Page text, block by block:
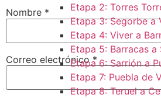
Etapa 2: Torres
Etapa 3: Segorbe a
Etapa 4: Viver a
Etapa 5: Barracas a
Etapa 6: Sarrión a
Etapa 7: Puebla de
Etapa 8: Teruel a
Nombre *
Correo electrónico*